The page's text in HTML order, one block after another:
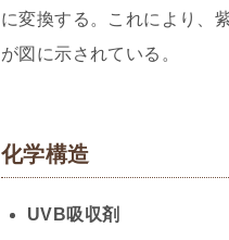
に変換する。これにより、
が図に示されている。
化学構造
UVB吸収剤